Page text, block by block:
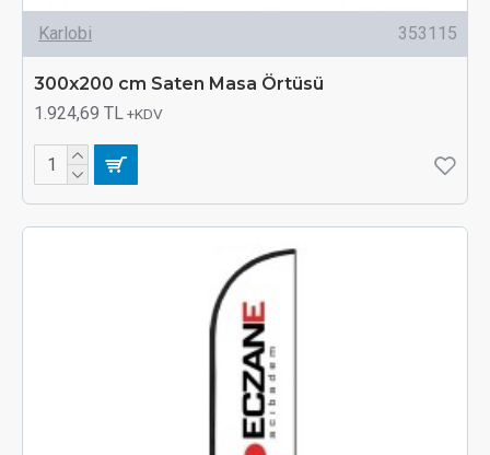
Karlobi 353115
300x200 cm Saten Masa Örtüsü
1.924,69 TL +KDV